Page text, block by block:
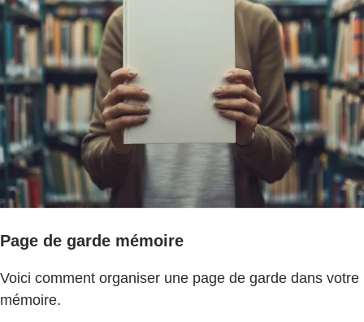
Page de garde mémoire
Voici comment organiser une page de garde dans votre
mémoire.